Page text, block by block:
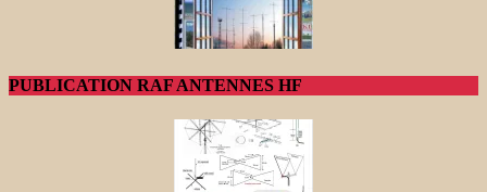
PUBLICATION RAF ANTENNES HF